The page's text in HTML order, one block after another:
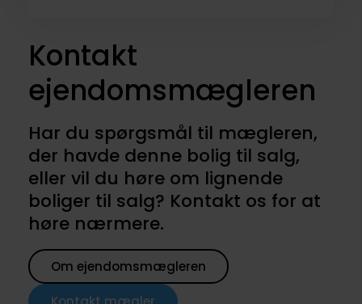
Kontakt
ejendomsmægleren
Har du spørgsmål til mægleren,
der havde denne bolig til salg,
eller vil du høre om lignende
boliger til salg? Kontakt os for at
høre nærmere.
Om ejendomsmægleren